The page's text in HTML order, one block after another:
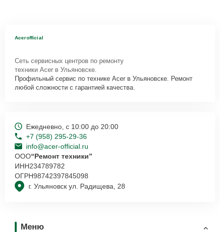
Acerofficial
Сеть сервисных центров по ремонту
техники Acer в Ульяновске.
Профильный сервис по технике Acer в Ульяновске. Ремонт
любой сложности с гарантией качества.
г. Ульяновск ул. Радищева, 28
Ежедневно, с 10:00 до 20:00
+7 (958) 295-29-36
info@acer-official.ru
ООО“Ремонт техники”
ИНН234789782
ОГРН98742397845098
Меню